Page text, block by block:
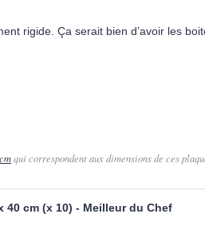
rigide. Ça serait bien d’avoir les
qui correspondent aux dimensions de ces
40 cm (x 10) - Meilleur du Chef